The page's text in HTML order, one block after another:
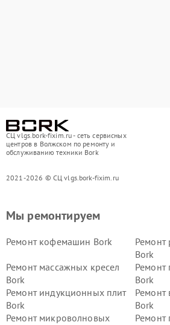
СЦ vlgs.bork-fixim.ru - сеть сервисных
центров в Волжском по ремонту и
обслуживанию техники Bork
2021-2026 © СЦ vlgs.bork-fixim.ru
Мы ремонтируем
Ремонт кофемашин Bork
Ремонт
Bork
Ремонт массажных кресел
Bork
Ремонт
Bork
Ремонт индукционных плит
Bork
Ремонт
Bork
Ремонт микроволновых
Ремонт